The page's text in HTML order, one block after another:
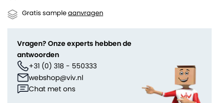
Gratis sampleaanvragen
Vragen? Onze experts hebben de
antwoorden
+31 (0) 318 - 550333
webshop@viv.nl
Chat met ons